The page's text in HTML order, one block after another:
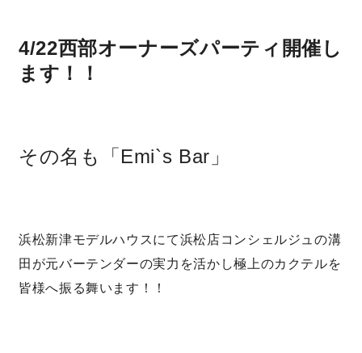
nattoku住宅 10のこだわり
理想の暮らしを引き出すデザイン力
身体に優しい自然素材の家
耐震等級3 & 許容応力度計算 全棟標準
4/22西部オーナーズパーティ開催し
ます！！
その名も「Emi`s Bar」
浜松新津モデルハウスにて浜松店コンシェルジュの溝
田が元バーテンダーの実力を活かし極上のカクテルを
皆様へ振る舞います！！